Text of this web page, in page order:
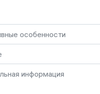
особенности
информация